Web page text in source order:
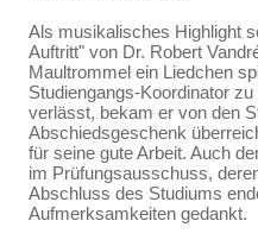
Als musikalisches Highlight
Auftritt" von Dr. Robert
Maultrommel ein Liedchen
Studiengangs-Koordinator
verlässt, bekam er von den
Abschiedsgeschenk
für seine gute Arbeit. Auch
im Prüfungsausschuss,
Abschluss des Studiums
Aufmerksamkeiten gedankt.